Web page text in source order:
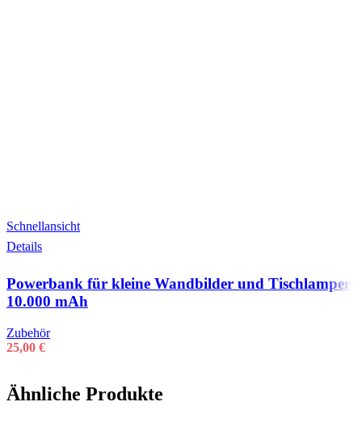
Schnellansicht
Details
Powerbank für kleine Wandbilder und Tischlampen
10.000 mAh
Zubehör
25,00 €
Ähnliche Produkte